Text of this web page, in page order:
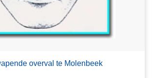
overval te Molenbeek